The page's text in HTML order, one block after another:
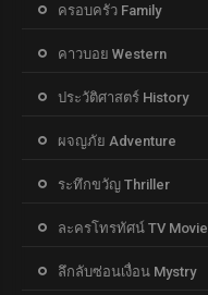
ครอบครัว Family
คาวบอย Western
ประวัติศาสตร์ History
ผจญภัย Adventure
ระทึกขวัญ Thriller
ละครโทรทัศน์ TV Movie
ลึกลับซ่อนเงื่อน Mystry